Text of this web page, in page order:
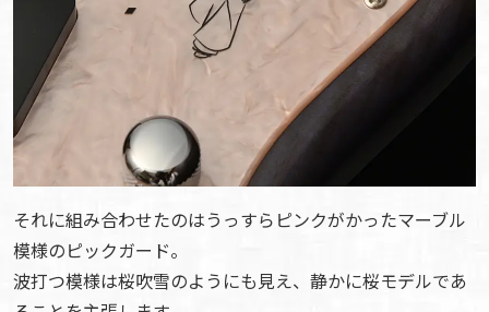
それに組み合わせたのはうっすらピンクがかったマーブル
模様のピックガード。
波打つ模様は桜吹雪のようにも見え、静かに桜モデルであ